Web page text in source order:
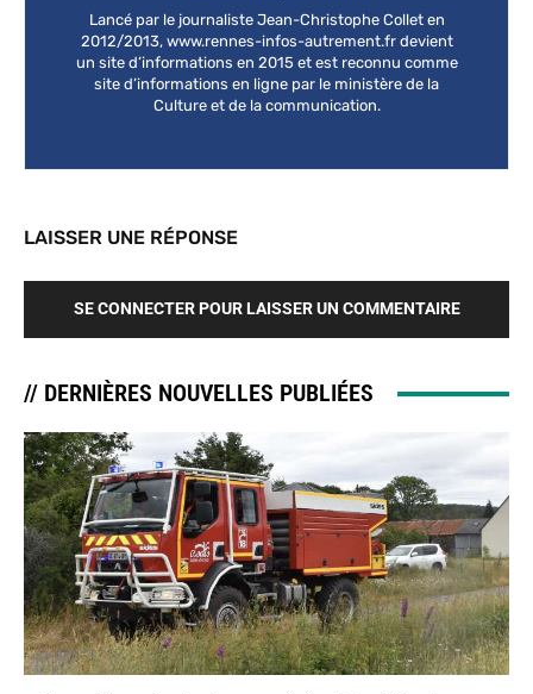
Lancé par le journaliste Jean-Christophe Collet en
2012/2013, www.rennes-infos-autrement.fr devient
un site d’informations en 2015 et est reconnu comme
site d’informations en ligne par le ministère de la
Culture et de la communication.
LAISSER UNE RÉPONSE
SE CONNECTER POUR LAISSER UN COMMENTAIRE
// DERNIÈRES NOUVELLES PUBLIÉES